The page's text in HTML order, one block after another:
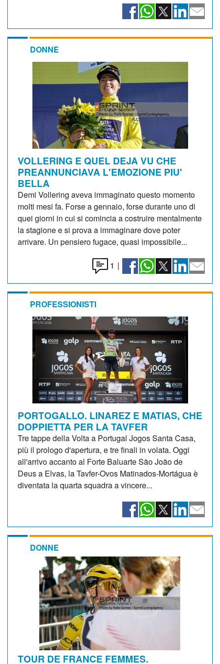
DONNE
VOLLERING E QUEL DEJA VU CHE
PREANNUNCIAVA L'EMOZIONE PIU'
BELLA
Demi Vollering aveva immaginato questo momento
molti mesi fa. Forse a gennaio, forse durante uno di
quei giorni in cui si comincia a costruire mentalmente
la stagione e si prova a immaginare dove poter
arrivare. Un pensiero fugace, quasi impossibile...
1 |
PROFESSIONISTI
PORTOGALLO. LINAREZ E MATIAS, CHE
DOPPIETTA PER LA TAVFER
Tre tappe della Volta a Portugal Jogos Santa Casa,
più il prologo d'apertura, e tre finali in volata. Oggi
all'arrivo accanto al Forte Baluarte São João de
Deus a Elvas, la Tavfer-Ovos Matinados-Mortágua è
diventata la quarta squadra a vincere...
DONNE
TOUR DE FRANCE FEMMES.